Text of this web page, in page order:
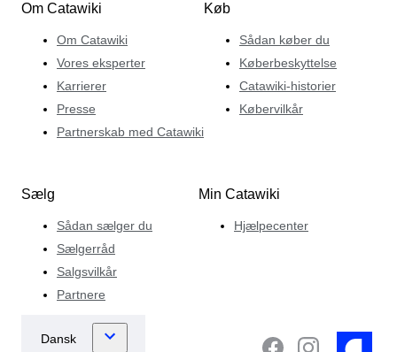
Om Catawiki
Om Catawiki
Vores eksperter
Karrierer
Presse
Partnerskab med Catawiki
Køb
Sådan køber du
Køberbeskyttelse
Catawiki-historier
Købervilkår
Sælg
Sådan sælger du
Sælgerråd
Salgsvilkår
Partnere
Min Catawiki
Hjælpecenter